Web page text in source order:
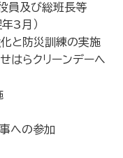
員及び総班長等
3月）
と防災訓練の実施
はらクリーンデーへ
への参加